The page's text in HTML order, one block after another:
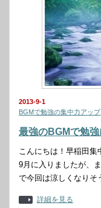
2013-9-1
BGMで勉強の集中力アップ,
最強のBGMで勉
こんにちは！早稲田集
9月に入りましたが、
で今回は涼しくなり
詳細を見る